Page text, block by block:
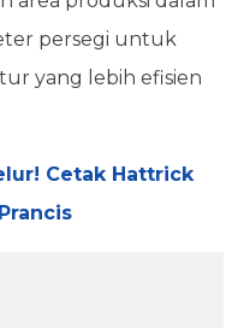
persegi untuk
yang lebih efisien
Cetak Hattrick